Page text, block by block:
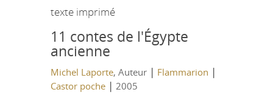
texte imprimé
11 contes de l'Égypte
ancienne
Michel Laporte, Auteur | Flammarion |
Castor poche| 2005